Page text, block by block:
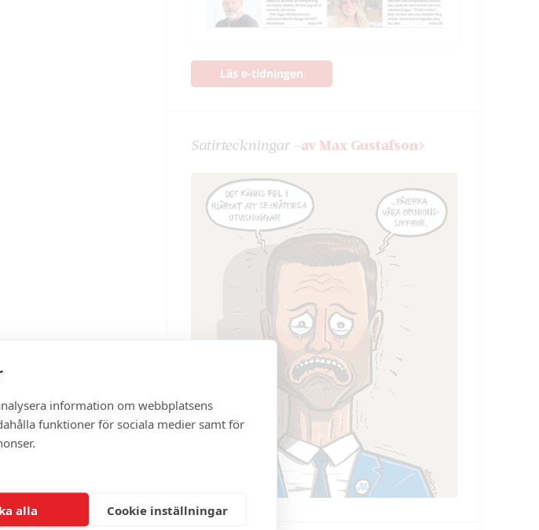
information om webbplatsens
funktioner för sociala medier samt för
alla Cookie inställningar
Läs e-tidningen
Satir­teckningar –av Max Gustafson